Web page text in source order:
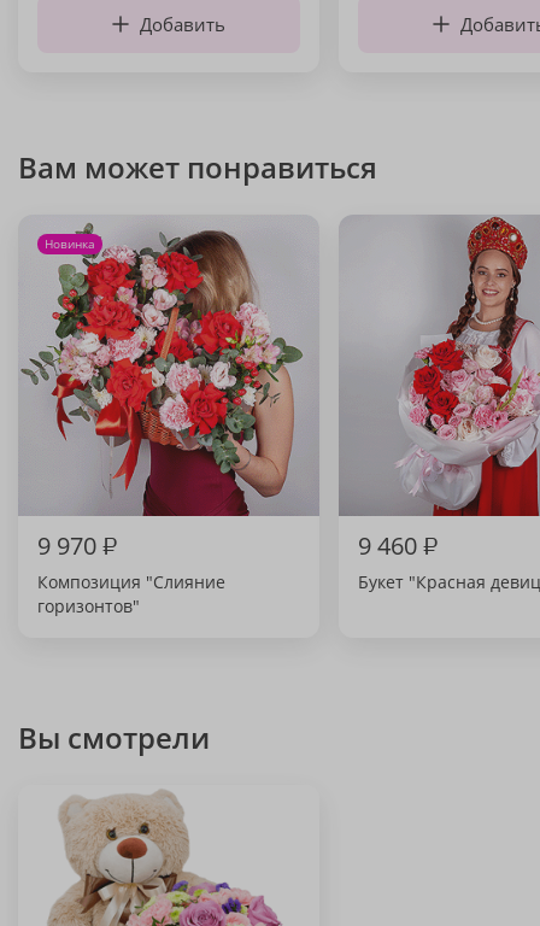
Добавить
Вам может понравиться
Новинка
9 970₽
Композиция "Слияние
горизонтов"
9 460₽
Букет "Красная
Вы смотрели